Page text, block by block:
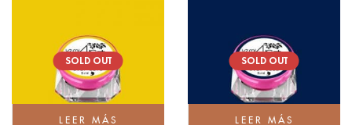
SOLD OUT
LEER MÁS
SOLD OUT
LEER MÁS